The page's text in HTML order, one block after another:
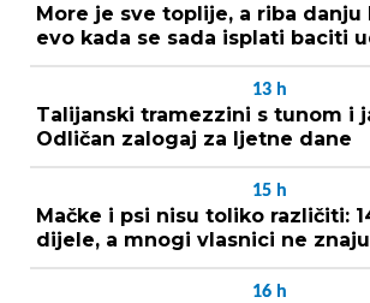
More je sve toplije, a riba danju
evo kada se sada isplati baciti
13 h
Talijanski tramezzini s tunom i
Odličan zalogaj za ljetne dane
15 h
Mačke i psi nisu toliko različiti:
dijele, a mnogi vlasnici ne znaju
16 h